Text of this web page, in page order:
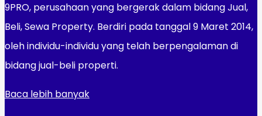
9PRO, perusahaan yang bergerak dalam bidang Jual,
Beli, Sewa Property. Berdiri pada tanggal 9 Maret 2014,
oleh individu-individu yang telah berpengalaman di
bidang jual-beli properti.
Baca lebih banyak